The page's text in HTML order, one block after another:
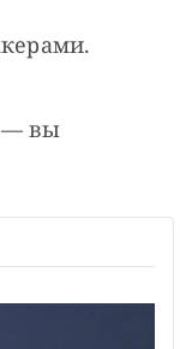
— вы